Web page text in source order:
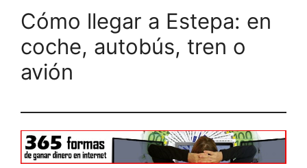
Cómo llegar a Estepa: en
coche, autobús, tren o
avión